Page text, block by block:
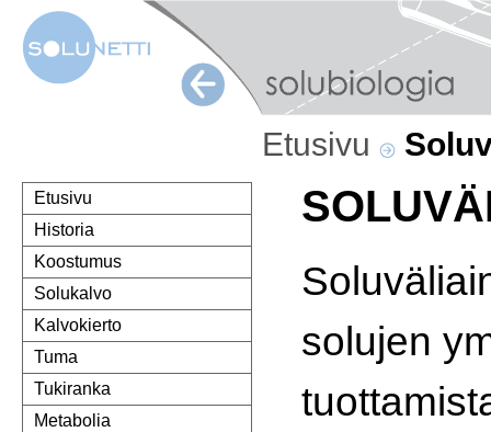
Etusivu
Etusivu
Historia
Koostumus
Solukalvo
Kalvokierto
Tuma
Tukiranka
Metabolia
solujen